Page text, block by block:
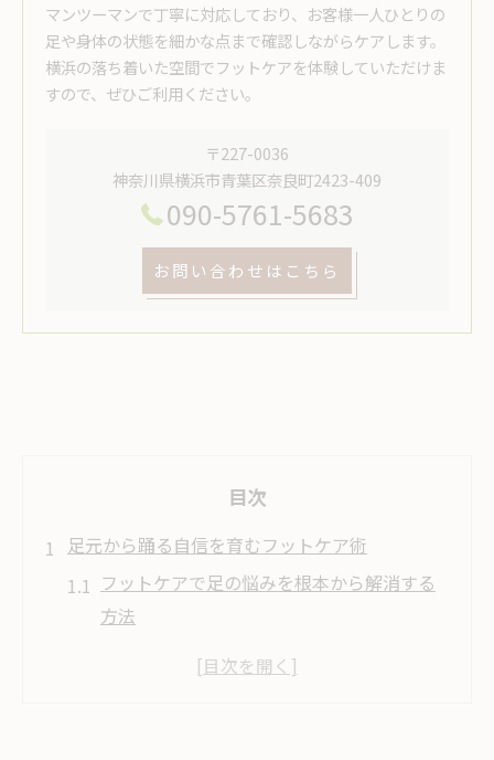
マンツーマンで丁寧に対応しており、お客様一人ひとりの
足や身体の状態を細かな点まで確認しながらケアします。
横浜の落ち着いた空間でフットケアを体験していただけま
すので、ぜひご利用ください。
〒227-0036
神奈川県横浜市青葉区奈良町2423-409
090-5761-5683
お問い合わせはこちら
目次
足元から踊る自信を育むフットケア術
フットケアで足の悩みを根本から解消する
方法
ダンサーに必須なフットケア習慣の作り方